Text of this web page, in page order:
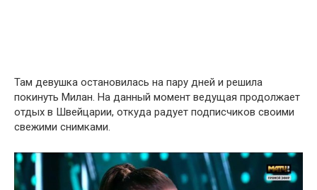
Там девушка остановилась на пару дней и решила
покинуть Милан. На данный момент ведущая продолжает
отдых в Швейцарии, откуда радует подписчиков своими
свежими снимками.